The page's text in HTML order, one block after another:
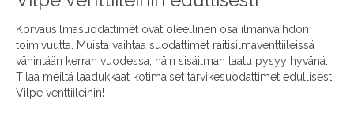
Korvausilmasuodattimet ovat oleellinen osa ilmanvaihdon
toimivuutta. Muista vaihtaa suodattimet raitisilmaventtiileissä
vähintään kerran vuodessa, näin sisäilman laatu pysyy hyvänä.
Tilaa meiltä laadukkaat kotimaiset tarvikesuodattimet edullisesti
Vilpe venttiileihin!